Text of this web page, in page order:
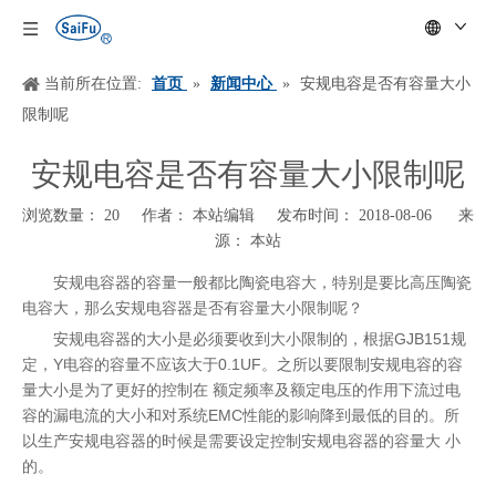
当前所在位置: 首页 » 新闻中心 »
安规电容是否有容量大小
限制呢
安规电容是否有容量大小限制呢
浏览数量： 20 作者： 本站编辑 发布时间： 2018-08-06 来
源： 本站
["wechat","weibo","qzone","douban","email"]
安规电容器的容量一般都比陶瓷电容大，特别是要比高压陶瓷
电容大，那么安规电容器是否有容量大小限制呢？
安规电容器的大小是必须要收到大小限制的，根据GJB151 规
定， Y电容的容量不应该大于0.1UF。之所以要限制安规电容的容
量大小是为了更好的控制在 额定频率及额定电压的作用下流过电
容的漏电流的大小和对系统EMC性能的影响降到最低的目的。所
以生产安规电容器的时候是需要设定控制安规电容器的容量大 小
的。